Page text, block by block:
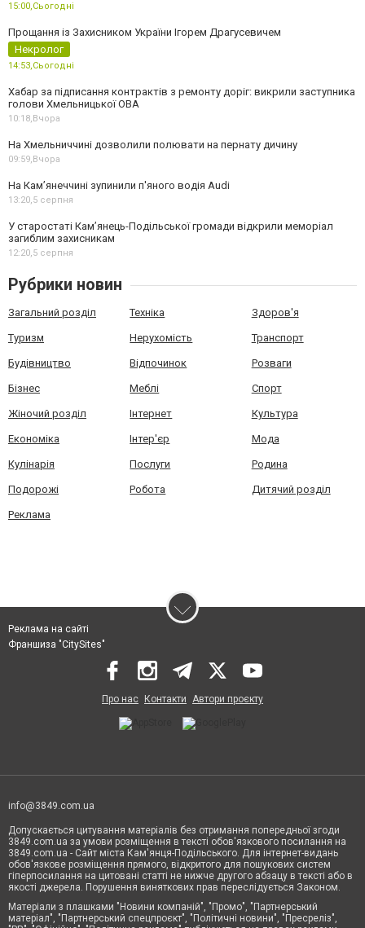
15:00,Сьогодні
Прощання із Захисником України Ігорем Драгусевичем
Некролог
14:53,Сьогодні
Хабар за підписання контрактів з ремонту доріг: викрили заступника
голови Хмельницької ОВА
10:18,Вчора
На Хмельниччині дозволили полювати на пернату дичину
09:59,Вчора
На Камʼянеччині зупинили п'яного водія Audi
13:20,5 серпня
У старостаті Кам’янець-Подільської громади відкрили меморіал
загиблим захисникам
12:20,5 серпня
Рубрики новин
Загальний розділ Техніка Здоров'я
Туризм Нерухомість Транспорт
Будівництво Відпочинок Розваги
Бізнес Меблі Спорт
Жіночий розділ Інтернет Культура
Економіка Інтер'єр Мода
Кулінарія Послуги Родина
Подорожі Робота Дитячий розділ
Реклама
Реклама на сайті
Франшиза "CitySites"
Про нас Контакти Автори проєкту
info@3849.com.ua
Допускається цитування матеріалів без отримання попередньої згоди
3849.com.ua за умови розміщення в тексті обов'язкового посилання на
3849.com.ua - Сайт міста Кам'янця-Подільського. Для інтернет-видань
обов'язкове розміщення прямого, відкритого для пошукових систем
гіперпосилання на цитовані статті не нижче другого абзацу в тексті або в
якості джерела. Порушення виняткових прав переслідується Законом.
Матеріали з плашками "Новини компаній", "Промо", "Партнерський
матеріал", "Партнерський спецпроєкт", "Політичні новини", "Пресреліз",